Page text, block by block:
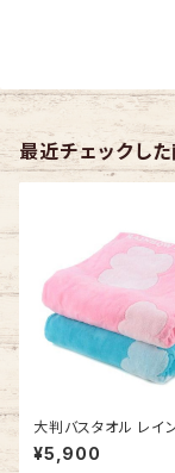
最近チェックし
大判バスタオル レイ
デイズ3 タオルケット
今治タオルの日本製
¥5,900